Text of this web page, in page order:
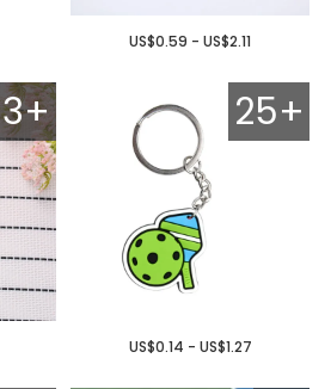
US$0.59 - US$2.11
3+ 25+
US$0.14 - US$1.27